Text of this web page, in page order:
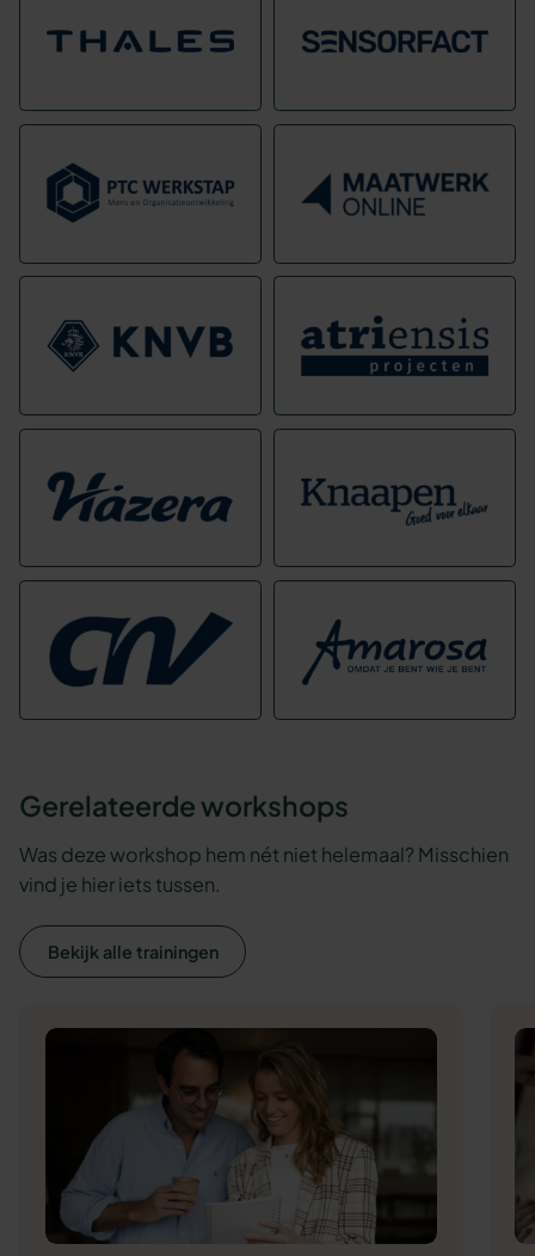
Gerelateerde workshops
Was deze workshop hem nét niet helemaal? Misschien
vind je hier iets tussen.
Bekijk alle trainingen